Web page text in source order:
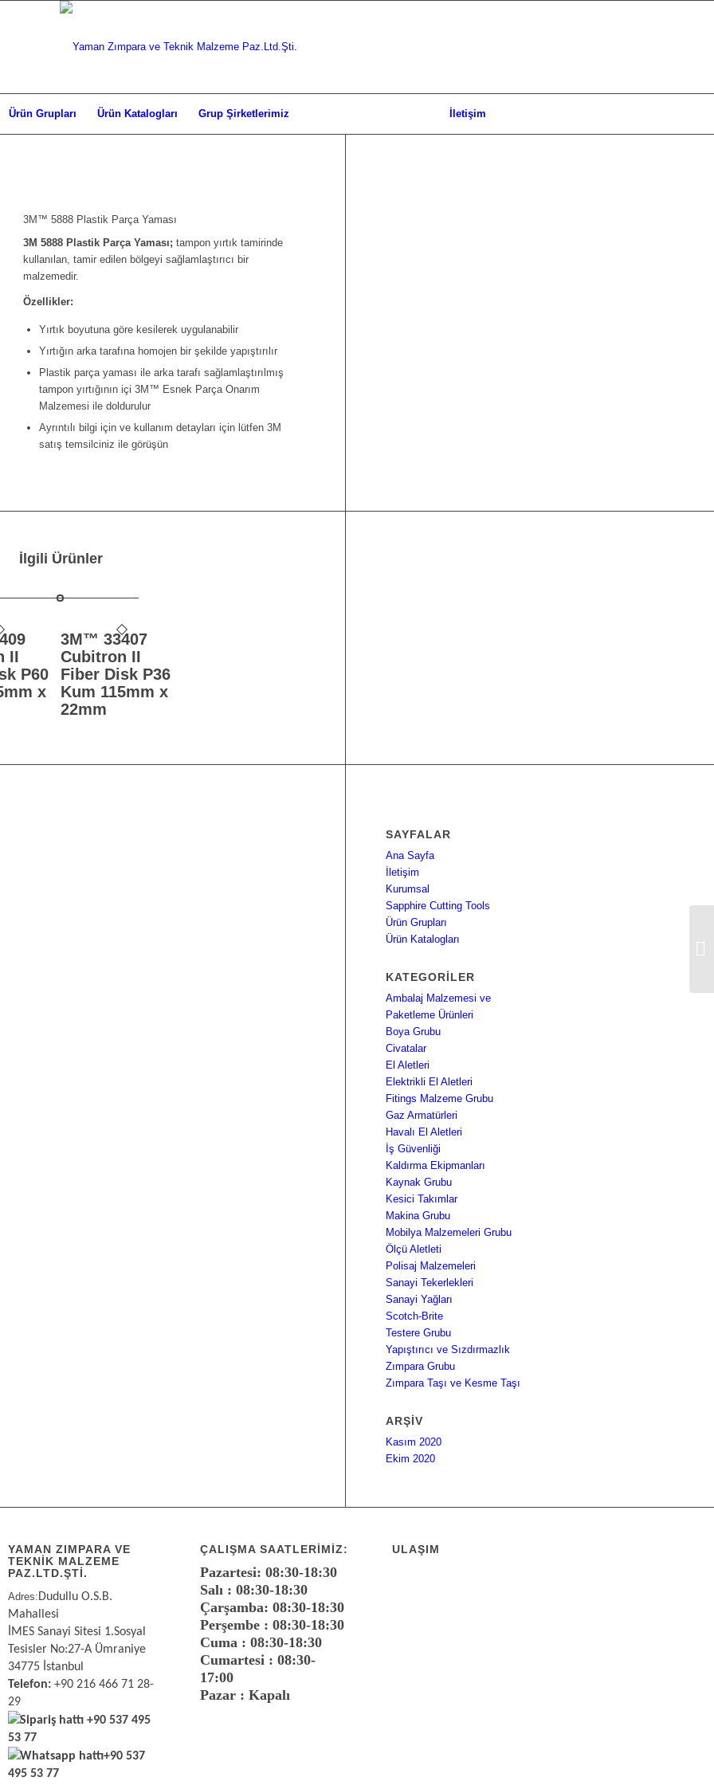
Ürün Grupları Ürün Katalogları Grup Şirketlerimiz İletişim
3M™ 5888 Plastik Parça Yaması
3M 5888 Plastik Parça Yaması; tampon yırtık tamirinde
kullanılan, tamir edilen bölgeyi sağlamlaştırıcı bir
malzemedir.
Özellikler:
Yırtık boyutuna göre kesilerek uygulanabilir
Yırtığın arka tarafına homojen bir şekilde yapıştırılır
Plastik parça yaması ile arka tarafı sağlamlaştırılmış
tampon yırtığının içi 3M™ Esnek Parça Onarım
Malzemesi ile doldurulur
Ayrıntılı bilgi için ve kullanım detayları için lütfen 3M
satış temsilciniz ile görüşün
İlgili Ürünler
II
P60
x
3M™ 33407
Cubitron II
Fiber Disk P36
Kum 115mm x
22mm
SAYFALAR
Ana Sayfa
İletişim
Kurumsal
Sapphire Cutting Tools
Ürün Grupları
Ürün Katalogları
KATEGORILER
Ambalaj Malzemesi ve
Paketleme Ürünleri
Boya Grubu
Civatalar
El Aletleri
Elektrikli El Aletleri
Fitings Malzeme Grubu
Gaz Armatürleri
Havalı El Aletleri
İş Güvenliği
Kaldırma Ekipmanları
Kaynak Grubu
Kesici Takımlar
Makina Grubu
Mobilya Malzemeleri Grubu
Ölçü Aletleti
Polisaj Malzemeleri
Sanayi Tekerlekleri
Sanayi Yağları
Scotch-Brite
Testere Grubu
Yapıştırıcı ve Sızdırmazlık
Zımpara Grubu
Zımpara Taşı ve Kesme Taşı
ARŞIV
Kasım 2020
Ekim 2020
YAMAN ZIMPARA VE
TEKNİK MALZEME
PAZ.LTD.ŞTİ.
Adres: Dudullu O.S.B.
Mahallesi
İMES Sanayi Sitesi 1.Sosyal
Tesisler No:27-A Ümraniye
34775 İstanbul
Telefon: +90 216 466 71 28-
29
Sipariş hattı+90 537 495
53 77
Whatsapp hattı+90 537
495 53 77
ÇALIŞMA SAATLERIMIZ:
Pazartesi: 08:30-18:30
Salı : 08:30-18:30
Çarşamba: 08:30-18:30
Perşembe : 08:30-18:30
Cuma : 08:30-18:30
Cumartesi : 08:30-
17:00
Pazar : Kapalı
ULAŞIM